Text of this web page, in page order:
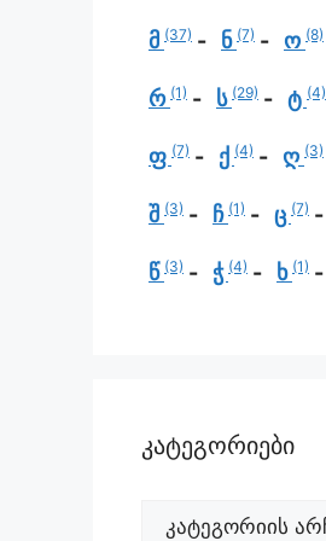
მ (37) ნ (7) ო (8)
რ (1) ს (29) ტ (4)
ფ (7) ქ (4) ღ (3)
შ (3) ჩ (1) ც (7)
წ (3) ჭ (4) ხ (1)
კატეგორიები